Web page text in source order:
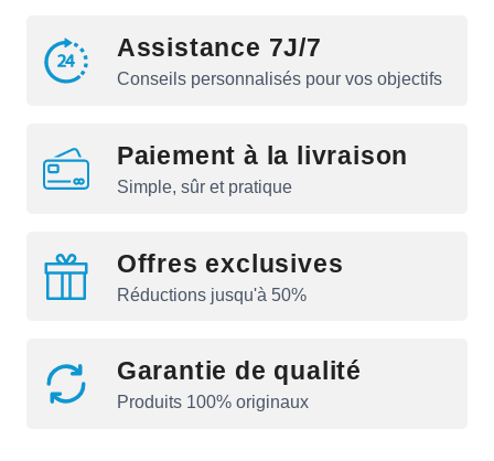
Assistance 7J/7
Conseils personnalisés pour vos objectifs
Paiement à la livraison
Simple, sûr et pratique
Offres exclusives
Réductions jusqu'à 50%
Garantie de qualité
Produits 100% originaux